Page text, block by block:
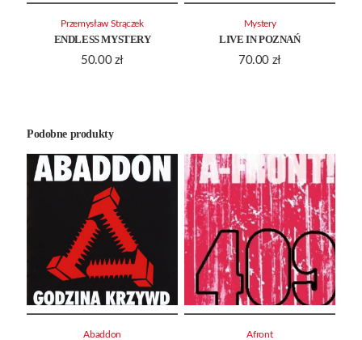
ENDLESS MYSTERY
50.00 zł
Przemysław Strączek
LIVE IN POZNAŃ
70.00 zł
Mystery
Podobne produkty
Abaddon Afront